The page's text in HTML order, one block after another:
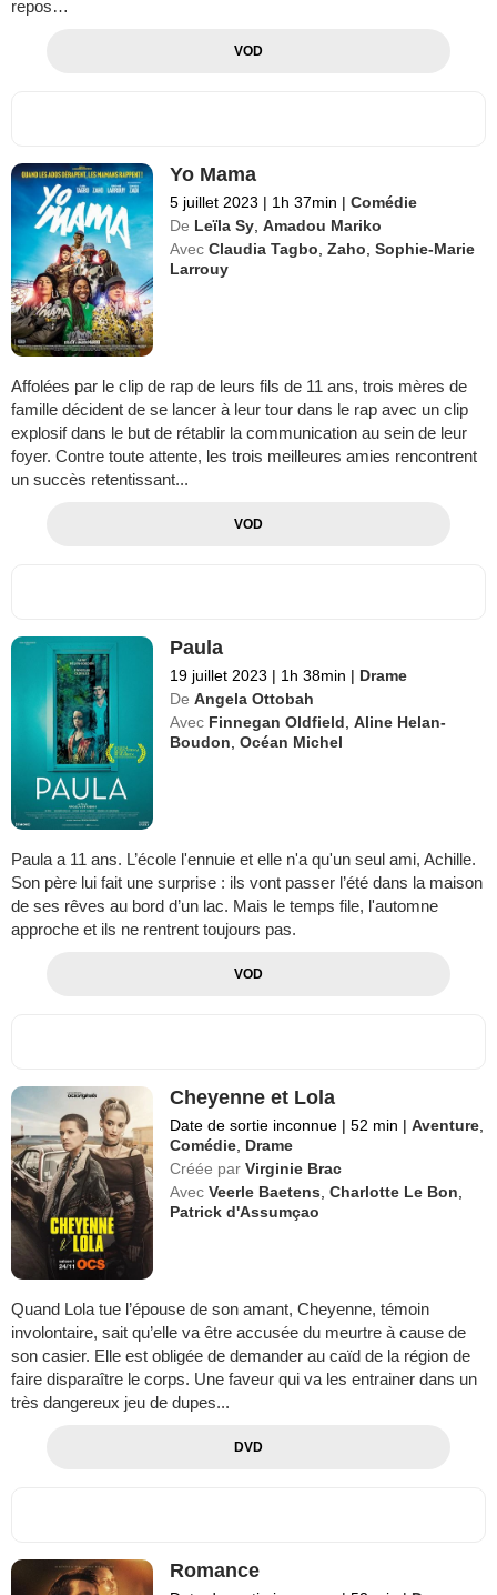
repos…
VOD
Yo Mama
5 juillet 2023 | 1h 37min | Comédie
De Leïla Sy ,Amadou Mariko
Avec Claudia Tagbo ,Zaho ,Sophie-Marie
Larrouy
Affolées par le clip de rap de leurs fils de 11 ans, trois mères de
famille décident de se lancer à leur tour dans le rap avec un clip
explosif dans le but de rétablir la communication au sein de leur
foyer. Contre toute attente, les trois meilleures amies rencontrent
un succès retentissant...
VOD
Paula
19 juillet 2023 | 1h 38min | Drame
De Angela Ottobah
Avec Finnegan Oldfield ,Aline Helan-
Boudon ,Océan Michel
Paula a 11 ans. L’école l'ennuie et elle n'a qu'un seul ami, Achille.
Son père lui fait une surprise : ils vont passer l’été dans la maison
de ses rêves au bord d’un lac. Mais le temps file, l'automne
approche et ils ne rentrent toujours pas.
VOD
Cheyenne et Lola
Date de sortie inconnue | 52 min | Aventure
Comédie Drame
Créée par Virginie Brac
Avec Veerle Baetens ,Charlotte Le Bon
Patrick d'Assumçao
Quand Lola tue l’épouse de son amant, Cheyenne, témoin
involontaire, sait qu’elle va être accusée du meurtre à cause de
son casier. Elle est obligée de demander au caïd de la région de
faire disparaître le corps. Une faveur qui va les entrainer dans un
très dangereux jeu de dupes...
DVD
Romance